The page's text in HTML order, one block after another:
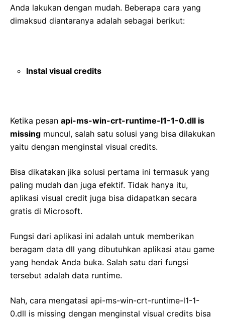
Anda lakukan dengan mudah. Beberapa cara yang
dimaksud diantaranya adalah sebagai berikut:
Instal visual credits
Ketika pesan api-ms-win-crt-runtime-l1-1-0.dll is
missing muncul, salah satu solusi yang bisa dilakukan
yaitu dengan menginstal visual credits.
Bisa dikatakan jika solusi pertama ini termasuk yang
paling mudah dan juga efektif. Tidak hanya itu,
aplikasi visual credit juga bisa didapatkan secara
gratis di Microsoft.
Fungsi dari aplikasi ini adalah untuk memberikan
beragam data dll yang dibutuhkan aplikasi atau game
yang hendak Anda buka. Salah satu dari fungsi
tersebut adalah data runtime.
Nah, cara mengatasi api-ms-win-crt-runtime-l1-1-
0.dll is missing dengan menginstal visual credits bisa